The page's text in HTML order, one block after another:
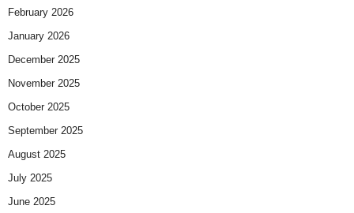
February 2026
January 2026
December 2025
November 2025
October 2025
September 2025
August 2025
July 2025
June 2025